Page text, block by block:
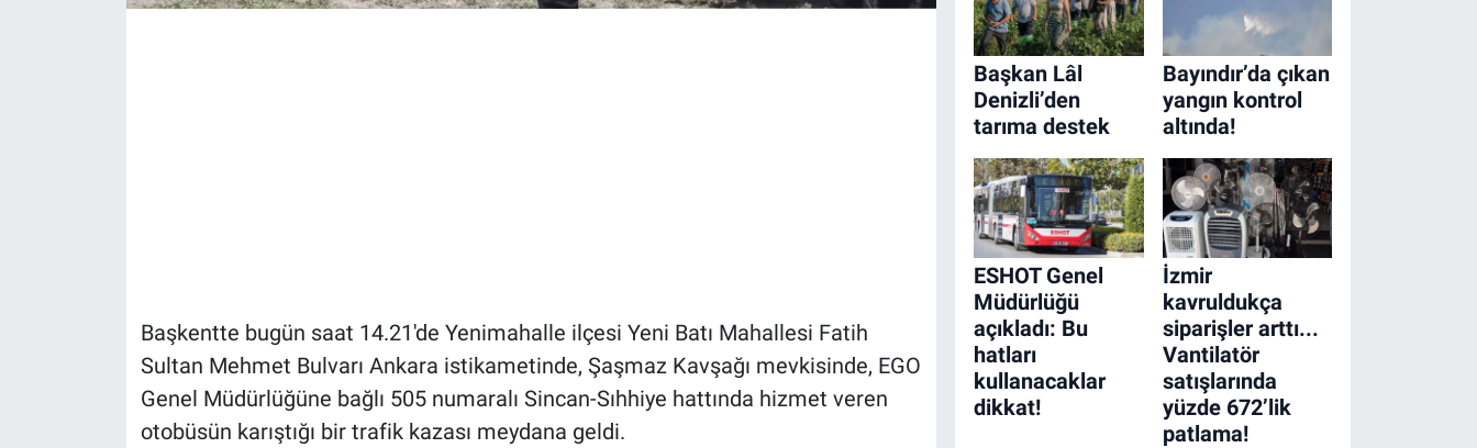
Başkentte bugün saat 14.21'de Yenimahalle ilçesi Yeni Batı Mahallesi Fatih
Sultan Mehmet Bulvarı Ankara istikametinde, Şaşmaz Kavşağı mevkisinde, EGO
Genel Müdürlüğüne bağlı 505 numaralı Sincan-Sıhhiye hattında hizmet veren
otobüsün karıştığı bir trafik kazası meydana geldi.
Başkan Lâl
Denizli’den
tarıma destek
Bayındır’da çıkan
yangın kontrol
altında!
ESHOT Genel
Müdürlüğü
açıkladı: Bu
hatları
kullanacaklar
dikkat!
İzmir
kavruldukça
siparişler arttı...
Vantilatör
satışlarında
yüzde 672’lik
patlama!